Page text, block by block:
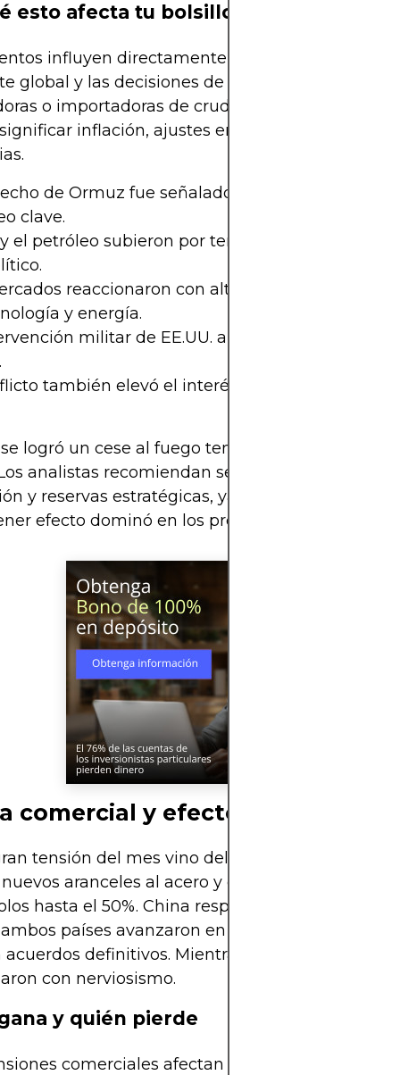
esto afecta tu bolsillo
influyen directamente en el precio de la
global y las decisiones de inversión. Para
o importadoras de crudo, los movimientos
inflación, ajustes en subsidios y
de Ormuz fue señalado como un posible
clave.
el petróleo subieron por temor a escasez y
reaccionaron con alta volatilidad,
y energía.
militar de EE.UU. añadió presión a los
también elevó el interés por activos refugio
logró un cese al fuego temporal, la tensión
analistas recomiendan seguir de cerca los
y reservas estratégicas, ya que cualquier
efecto dominó en los precios globales.
comercial y efecto en los
tensión del mes vino del frente comercial.
aranceles al acero y otras importaciones,
hasta el 50%. China respondió con medidas
países avanzaron en negociaciones, no se
definitivos. Mientras tanto, los
con nerviosismo.
y quién pierde
comerciales afectan las cadenas globales